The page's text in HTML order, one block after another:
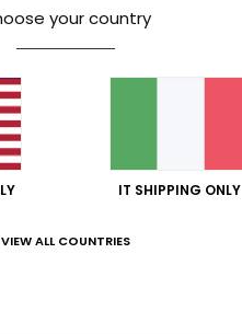
your country
IT SHIPPING ONLY
VIEW ALL COUNTRIES